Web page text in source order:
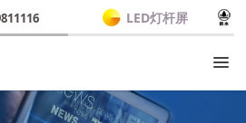
LED灯杆屏